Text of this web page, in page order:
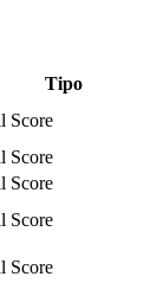
Tipo
Score
Score
Score
Score
Score